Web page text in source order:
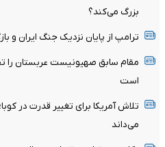
بزرگ می‌کند؟
ترامپ از پایان نزدیک جنگ ایران و
مقام سابق صهیونیست عربستان را
است
تلاش آمریکا برای تغییر قدرت در
می‌داند